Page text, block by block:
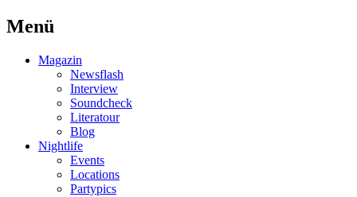
Menü
Magazin
Newsflash
Interview
Soundcheck
Literatour
Blog
Nightlife
Events
Locations
Partypics